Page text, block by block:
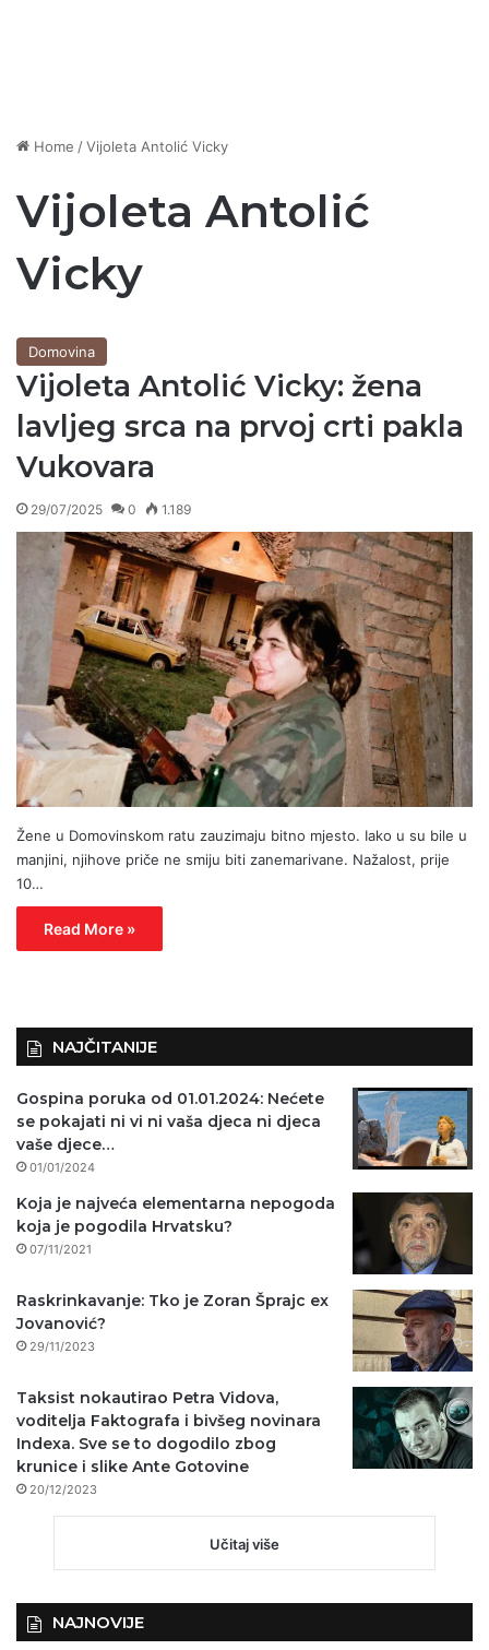
Home /Vijoleta Antolić Vicky
Vijoleta Antolić
Vicky
Domovina
Vijoleta Antolić Vicky: žena
lavljeg srca na prvoj crti pakla
Vukovara
29/07/2025 0 1.189
Žene u Domovinskom ratu zauzimaju bitno mjesto. Iako u su bile u
manjini, njihove priče ne smiju biti zanemarivane. Nažalost, prije
10…
Read More »
NAJČITANIJE
Gospina poruka od 01.01.2024: Nećete
se pokajati ni vi ni vaša djeca ni djeca
vaše djece…
01/01/2024
Koja je najveća elementarna nepogoda
koja je pogodila Hrvatsku?
07/11/2021
Raskrinkavanje: Tko je Zoran Šprajc ex
Jovanović?
29/11/2023
Taksist nokautirao Petra Vidova,
voditelja Faktografa i bivšeg novinara
Indexa. Sve se to dogodilo zbog
krunice i slike Ante Gotovine
20/12/2023
Učitaj više
NAJNOVIJE